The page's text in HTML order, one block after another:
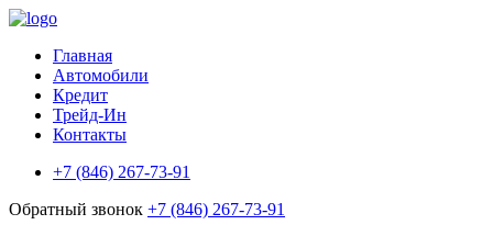
Главная
Автомобили
Кредит
Трейд-Ин
Контакты
+7 (846) 267-73-91
Обратный звонок +7 (846) 267-73-91